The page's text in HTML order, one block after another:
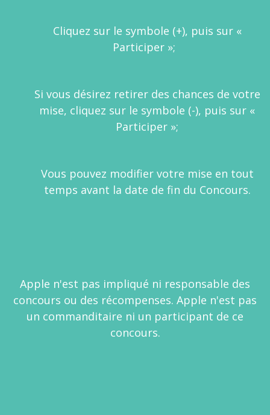
Cliquez sur le symbole (+), puis sur «
Participer »;
Si vous désirez retirer des chances de votre
mise, cliquez sur le symbole (-), puis sur «
Participer »;
Vous pouvez modifier votre mise en tout
temps avant la date de fin du Concours.
Apple n'est pas impliqué ni responsable des
concours ou des récompenses. Apple n'est pas
un commanditaire ni un participant de ce
concours.